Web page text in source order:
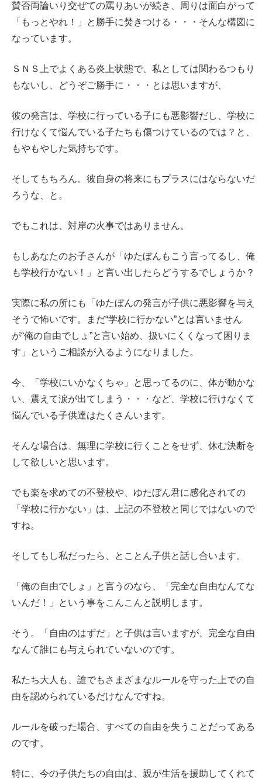
賛否両論いり交ぜての罵りあいが続き、周りは面白がって
「もっとやれ！」と勝手に焚きつける・・・そんな構図に
なっています。
ＳＮＳ上でよくある炎上状態で、私としては関わるつもり
もないし、どうぞご勝手に・・・とは思いますが、
彼の発言は、学校に行っている子にも悪影響だし、学校に
行けなくて悩んでいる子たちも傷つけているのでは？と、
もやもやした気持ちです。
そしてもちろん。彼自身の将来にもプラスにはならないだ
ろうな、と。
でもこれは、対岸の火事ではありません。
もしあなたのお子さんが「ゆたぼんもこう言ってるし、俺
も学校行かない！」と言い出したらどうするでしょうか？
実際に私の所にも「ゆたぼんの発言が子供に悪影響を与え
そうで怖いです。まだ“学校に行かない”とは言いません
が“俺の自由でしょ”と言い始め、扱いにくくなって困りま
す」というご相談が入るようになりました。
今、「学校にいかなくちゃ」と思ってるのに、体が動かな
い、震えて涙が出てしまう・・・など、学校に行けなくて
悩んでいる子供達はたくさんいます。
そんな場合は、無理に学校に行くことをせず、休む決断を
して欲しいと思います。
でも楽を求めての不登校や、ゆたぼん君に感化されての
「学校に行かない」は、上記の不登校と同じではないので
すね。
そしてもし私だったら、とことん子供と話し合います。
「俺の自由でしょ」と言うのなら、「完全な自由なんてな
いんだ！」という事をこんこんと説明します。
そう。「自由のはずだ」と子供は言いますが、完全な自由
なんて誰にも与えられていないのです。
私たち大人も、誰でもさまざまなルールを守った上での自
由を認められているだけなんですね。
ルールを破った場合、すべての自由を失うことだってある
のです。
特に、今の子供たちの自由は、親が生活を援助してくれて